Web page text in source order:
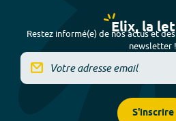
Elix, la
Restez informé(e) de nos actus et
newsletter !
S'inscrire